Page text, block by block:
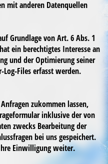
mit anderen Datenquellen
Grundlage von Art. 6 Abs. 1
ein berechtigtes Interesse an
und der Optimierung seiner
Log-Files erfasst werden.
zukommen lassen,
inklusive der von
zwecks Bearbeitung der
bei uns gespeichert.
Einwilligung weiter.